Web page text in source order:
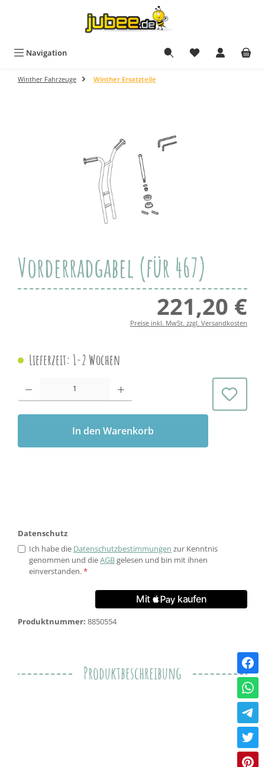
Navigation
Winther Fahrzeuge Winther Ersatzteile
Vorderradgabel (für 467)
221,20 €
Preise inkl. MwSt. zzgl. Versandkosten
Lieferzeit: 1-2 Wochen
Produkt Anzahl: Gib den gewünschten Wert ein oder benutze die
In den Warenkorb
Datenschutz
Ich habe die Datenschutzbestimmungen zur Kenntnis
genommen und dieAGBgelesen und bin mit ihnen
einverstanden.*
Produktnummer: 8850554
Produktbeschreibung